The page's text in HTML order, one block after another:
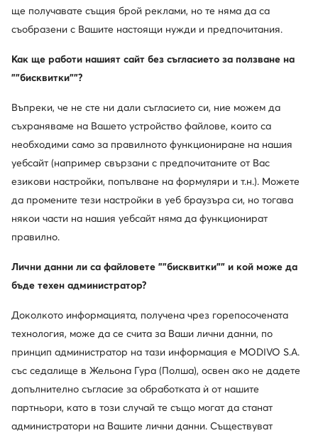
Апрески · Кафяв
126,29€
179,97€
ще получавате същия брой реклами, но те няма да са
съобразени с Вашите настоящи нужди и предпочитания.
Как ще работи нашият сайт без съгласието за ползване на
""бисквитки""?
Въпреки, че не сте ни дали съгласието си, ние можем да
съхраняваме на Вашето устройство файлове, които са
необходими само за правилното функциониране на нашия
уебсайт (например свързани с предпочитаните от Вас
езикови настройки, попълване на формуляри и т.н.). Можете
да промените тези настройки в уеб браузъра си, но тогава
някои части на нашия уебсайт няма да функционират
правилно.
Лични данни ли са файловете ""бисквитки"" и кой може да
бъде техен администратор?
Доколкото информацията, получена чрез горепосочената
технология, може да се счита за Ваши лични данни, по
принцип администратор на тази информация е MODIVO S.A.
със седалище в Жельона Гура (Полша), освен ако не дадете
допълнително съгласие за обработката ѝ от нашите
партньори, като в този случай те също могат да станат
администратори на Вашите лични данни. Съществуват